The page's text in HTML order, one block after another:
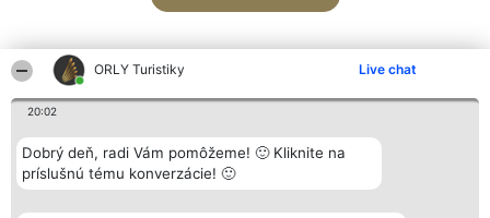
ORLY Turistiky Live chat
20:02
Dobrý deň, radi Vám pomôžeme! 🙂 Kliknite na
príslušnú tému konverzácie! 🙂
Organizátor hodnotenia
Bright Side Solutions sp. z o.
o. sp. k.
Wrocław 50-079
Hodnotenie
Laureáti
Lista
Laureatów
Kontakt
Kontakt